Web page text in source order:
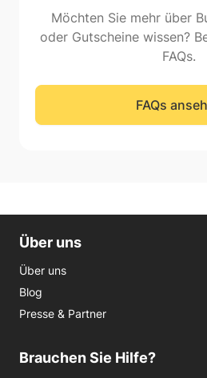
Möchten Sie mehr über
oder Gutscheine wissen?
FAQs.
FAQs
Über uns
Über uns
Blog
Presse & Partner
Brauchen Sie Hilfe?